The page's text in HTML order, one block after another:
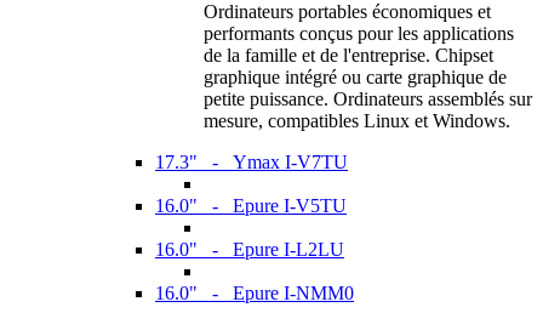
Ordinateurs portables économiques et
performants conçus pour les applications
de la famille et de l'entreprise. Chipset
graphique intégré ou carte graphique de
petite puissance. Ordinateurs assemblés sur
mesure, compatibles Linux et Windows.
17.3" - Ymax I-V7TU
16.0" - Epure I-V5TU
16.0" - Epure I-L2LU
16.0" - Epure I-NMM0